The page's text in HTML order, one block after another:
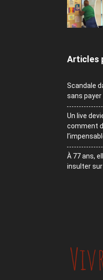
Articles
Scandale
sans payer
Un live
comment
À 77 ans,
insulter